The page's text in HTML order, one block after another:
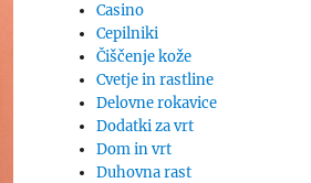
Casino
Cepilniki
Čiščenje kože
Cvetje in rastline
Delovne rokavice
Dodatki za vrt
Dom in vrt
Duhovna rast